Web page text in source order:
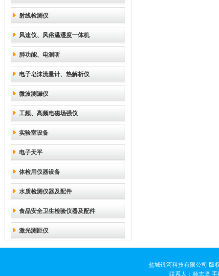
射线检测仪
风速仪、风俗温湿度一体机
肺功能、电测听
电子皂沫流量计、热解析仪
微波测漏仪
工频、高频电磁场强仪
实验室设备
电子天平
体检用仪器设备
水质检测仪器及配件
食品安全卫生检验仪器及配件
激光测距仪
盐城银河科技有限公司 版
联系人：杨志坚 手